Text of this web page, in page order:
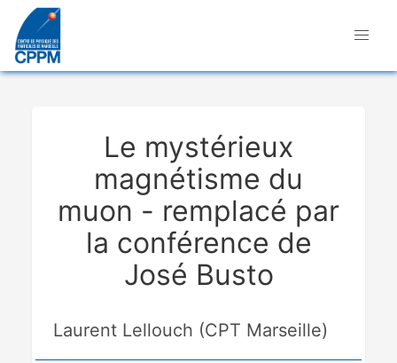
Le mystérieux
magnétisme du
muon - remplacé par
la conférence de
José Busto
Laurent Lellouch (CPT Marseille)